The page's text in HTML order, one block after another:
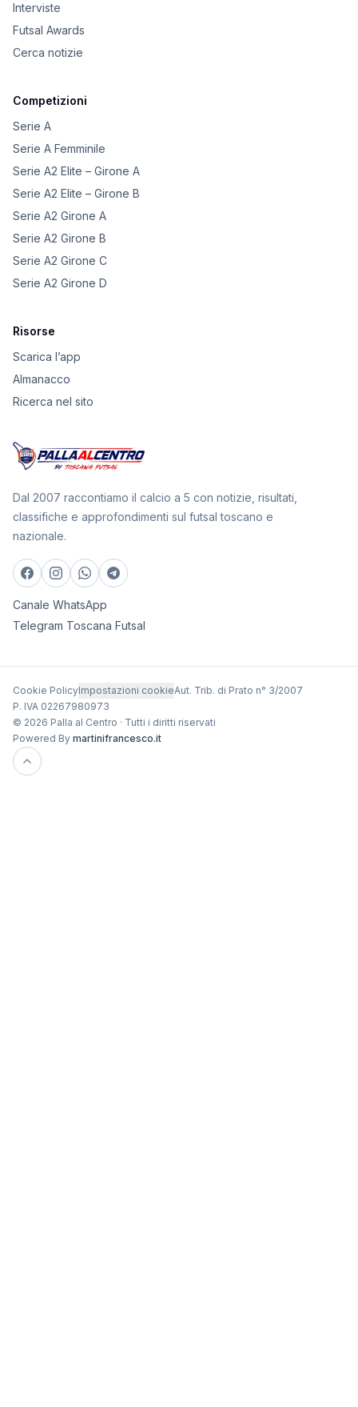
Interviste
Futsal Awards
Cerca notizie
Competizioni
Serie A
Serie A Femminile
Serie A2 Elite – Girone A
Serie A2 Elite – Girone B
Serie A2 Girone A
Serie A2 Girone B
Serie A2 Girone C
Serie A2 Girone D
Risorse
Scarica l’app
Almanacco
Ricerca nel sito
Dal 2007 raccontiamo il calcio a 5 con notizie, risultati,
classifiche e approfondimenti sul futsal toscano e
nazionale.
Canale WhatsApp
Telegram Toscana Futsal
Cookie PolicyImpostazioni cookieAut. Trib. di Prato n° 3/2007
P. IVA 02267980973
© 2026 Palla al Centro · Tutti i diritti riservati
Powered By martinifrancesco.it